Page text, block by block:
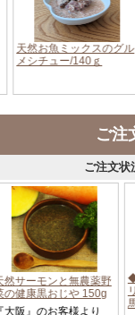
ご注